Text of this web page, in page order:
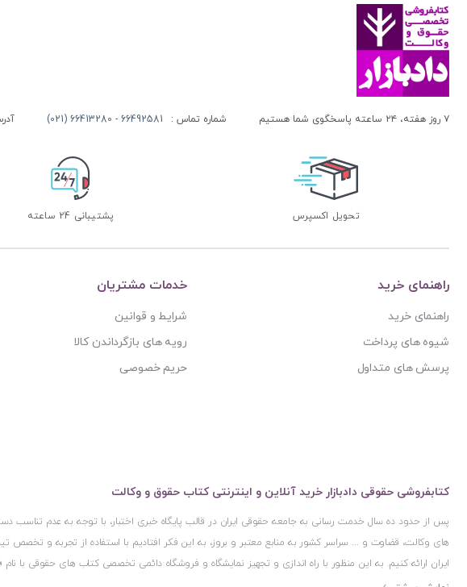
اندیشه عصر
اندیشه های حقوقی
بنگاه ترجمه و نشر کتاب پارسه
بهتاب
پژوهشگاه حوزه و دانشگاه
پژوهشگاه علوم و فرهنگ اسلامی
پژوهشگاه فرهنگ و اندیشه اسلامی
پیام غدیر
تولید کتاب
تی آرا
تیسا
آنتونی آگوس
آنتونیو کاسسه
آندره لگراند
آندریاس کاکینیس
آیت الله دکتر سید کاظم مصطفوی
آیت الله شیخ باقرایروانی
آیت الله شیخ جعفر سبحانی
آیت‌ الله عباس کعبی
آیت الله عباسعلی عمید زنجانی
۷ روز هفته، ۲۴ ساعته پاسخگوی شما هستیم شماره تماس : 66492581 - 66413280 (021)
تحویل اکسپرس پشتیبانی 24 ساعته
راهنمای خرید
راهنمای خرید
شیوه های پرداخت
پرسش های متداول
خدمات مشتریان
شرایط و قوانین
رویه های بازگرداندن کالا
حریم خصوصی
کتابفروشی حقوقی دادبازار خرید آنلاین و اینترنتی کتاب حقوق و وکالت
پس از حدود ده سال خدمت رسانی به جامعه حقوقی ایران در قالب پایگاه خبری اختبار، با توجه به عدم تناسب
های وکالت، قضاوت و ... سراسر کشور به منابع معتبر و بروز، به این فکر افتادیم با استفاده از تجربه و تخصص
ایران ارائه کنیم. به این منظور با راه اندازی و تجهیز نمایشگاه و فروشگاه دائمی تخصصی کتاب های حقوقی با نام